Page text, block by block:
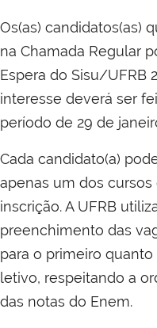
Os(as) candidatos(as)
na Chamada Regular
Espera do Sisu/UFRB
interesse deverá ser
período de 29 de
Cada candidato(a)
apenas um dos
inscrição. A UFRB
preenchimento das
para o primeiro
letivo, respeitando a
das notas do Enem.